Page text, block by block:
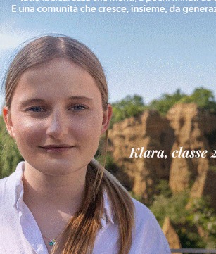
processo, lo stop ai sorpassi fra
Articolo precedente
Raccolta differenziata, sabato 30
gennaio consegna straordinaria dei
Kit Sacchi
Covid-19,
Ultime Notizie